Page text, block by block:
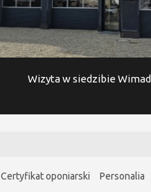
Wizyta w siedzibie Wimad
Certyfikat oponiarski Personalia